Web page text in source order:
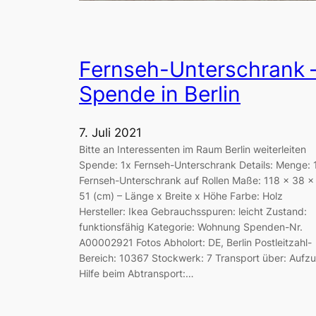
Fernseh-Unterschrank
Spende in Berlin
7. Juli 2021
Bitte an Interessenten im Raum Berlin weiterleiten
Spende: 1x Fernseh-Unterschrank Details: Menge: 1
Fernseh-Unterschrank auf Rollen Maße: 118 x 38 x
51 (cm) – Länge x Breite x Höhe Farbe: Holz
Hersteller: Ikea Gebrauchsspuren: leicht Zustand:
funktionsfähig Kategorie: Wohnung Spenden-Nr.
A00002921 Fotos Abholort: DE, Berlin Postleitzahl-
Bereich: 10367 Stockwerk: 7 Transport über:
Hilfe beim Abtransport:…